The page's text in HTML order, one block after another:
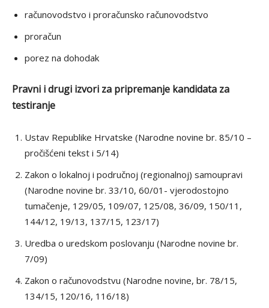
računovodstvo i proračunsko računovodstvo
proračun
porez na dohodak
Pravni i drugi izvori za pripremanje kandidata za
testiranje
Ustav Republike Hrvatske (Narodne novine br. 85/10 –
pročišćeni tekst i 5/14)
Zakon o lokalnoj i područnoj (regionalnoj) samoupravi
(Narodne novine br. 33/10, 60/01- vjerodostojno
tumačenje, 129/05, 109/07, 125/08, 36/09, 150/11,
144/12, 19/13, 137/15, 123/17)
Uredba o uredskom poslovanju (Narodne novine br.
7/09)
Zakon o računovodstvu (Narodne novine, br. 78/15,
134/15, 120/16, 116/18)